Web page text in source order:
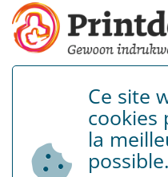
À propos de Printdeal
Des cartes de visite et
banderoles, flyers,
Ce site
cookies
la
possible.